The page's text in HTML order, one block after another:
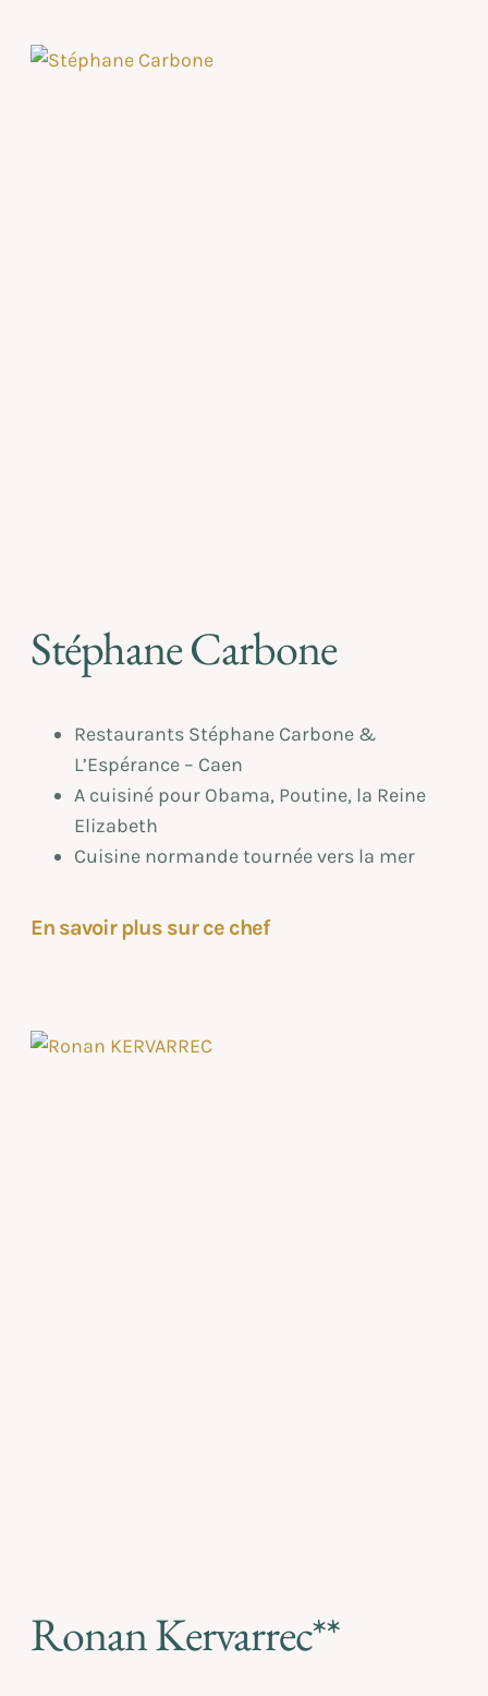
Stéphane Carbone
Restaurants Stéphane Carbone &
L’Espérance – Caen
A cuisiné pour Obama, Poutine, la Reine
Elizabeth
Cuisine normande tournée vers la mer
En savoir plus sur ce chef
Ronan Kervarrec**